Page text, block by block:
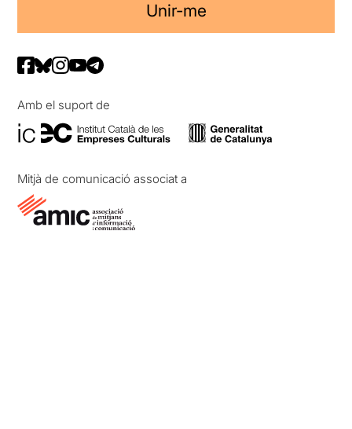
Unir-me
Amb el suport de
Mitjà de comunicació associat a